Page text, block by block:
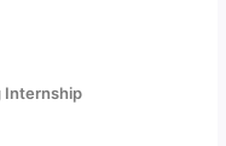
Internship